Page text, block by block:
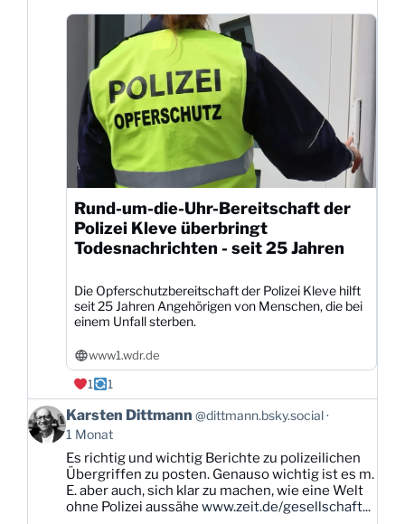
Bluesky
Rund-um-die-Uhr-Bereitschaft der
Polizei Kleve überbringt
Todesnachrichten - seit 25 Jahren
Die Opferschutzbereitschaft der Polizei Kleve hilft
seit 25 Jahren Angehörigen von Menschen, die bei
einem Unfall sterben.
www1.wdr.de
1
1
Beitrag
von
Karsten
Dittmann
Bluesky
ansehen
Karsten Dittmann @dittmann.bsky.social
1 Monat
Es richtig und wichtig Berichte zu polizeilichen
Übergriffen zu posten. Genauso wichtig ist es m.
E. aber auch, sich klar zu machen, wie eine Welt
ohne Polizei aussähe www.zeit.de/gesellschaft...